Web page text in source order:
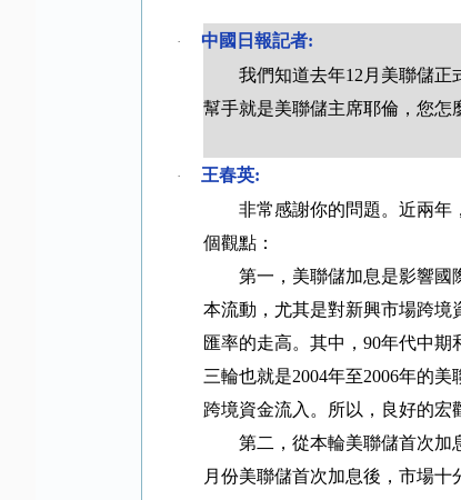
· 中國日報記者:
我們知道去年12 月美聯儲正
幫手就是美聯儲主席耶倫，您怎
· 王春英:
非常感謝你的問題。近兩年
個觀點：
第一，美聯儲加息是影響國
本流動，尤其是對新興市場跨境
匯率的走高。其中， 90年代中期
三輪也就是2004年至2006年的美
跨境資金流入。所以，良好的宏
第二，從本輪美聯儲首次加
月份美聯儲首次加息後，市場